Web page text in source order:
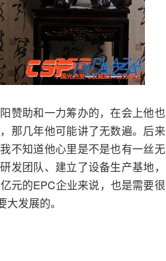
助和一力筹办的，在会上他也
那几年他可能讲了无数遍。后来
不知道他心里是不是也有一丝无
发团队、建立了设备生产基地，
元的EPC企业来说，也是需要很
发展的。